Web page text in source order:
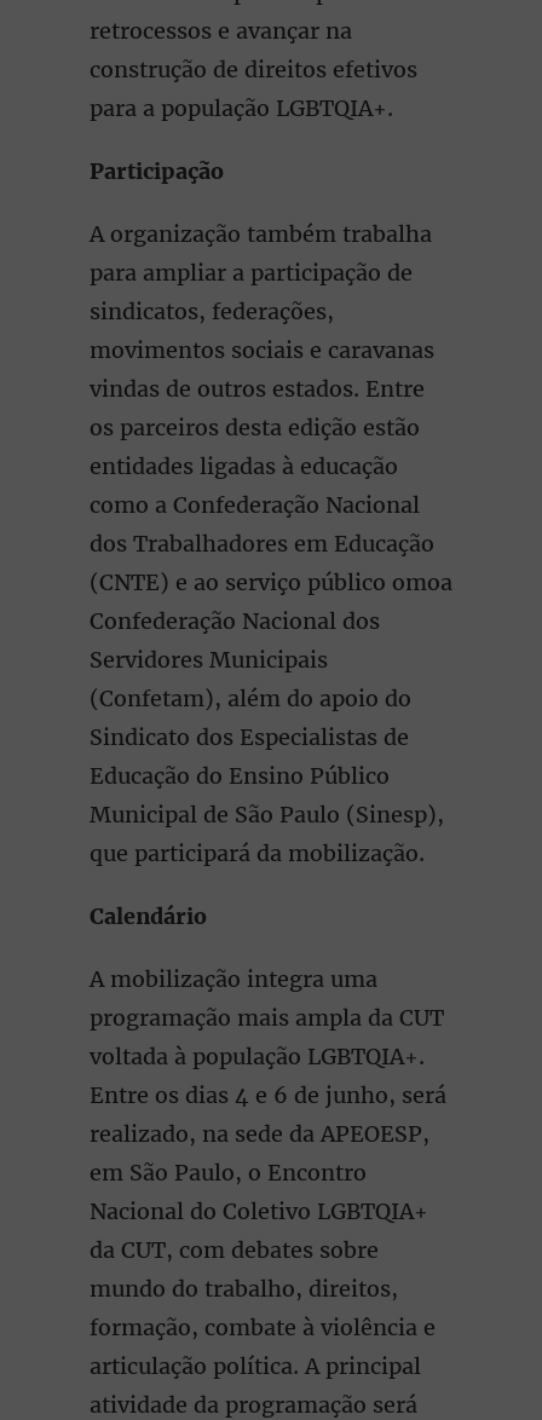
retrocessos e avançar na
construção de direitos efetivos
para a população LGBTQIA+.
Participação
A organização também trabalha
para ampliar a participação de
sindicatos, federações,
movimentos sociais e caravanas
vindas de outros estados. Entre
os parceiros desta edição estão
entidades ligadas à educação
como a Confederação Nacional
dos Trabalhadores em Educação
(CNTE) e ao serviço público omoa
Confederação Nacional dos
Servidores Municipais
(Confetam), além do apoio do
Sindicato dos Especialistas de
Educação do Ensino Público
Municipal de São Paulo (Sinesp),
que participará da mobilização.
Calendário
A mobilização integra uma
programação mais ampla da CUT
voltada à população LGBTQIA+.
Entre os dias 4 e 6 de junho, será
realizado, na sede da APEOESP,
em São Paulo, o Encontro
Nacional do Coletivo LGBTQIA+
da CUT, com debates sobre
mundo do trabalho, direitos,
formação, combate à violência e
articulação política. A principal
atividade da programação será